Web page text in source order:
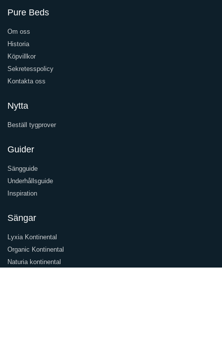
Pure Beds
Om oss
Historia
Köpvillkor
Sekretesspolicy
Kontakta oss
Nytta
Beställ tygprover
Guider
Sängguide
Underhållsguide
Inspiration
Sängar
Lyxia Kontinental
Organic Kontinental
Naturia kontinental